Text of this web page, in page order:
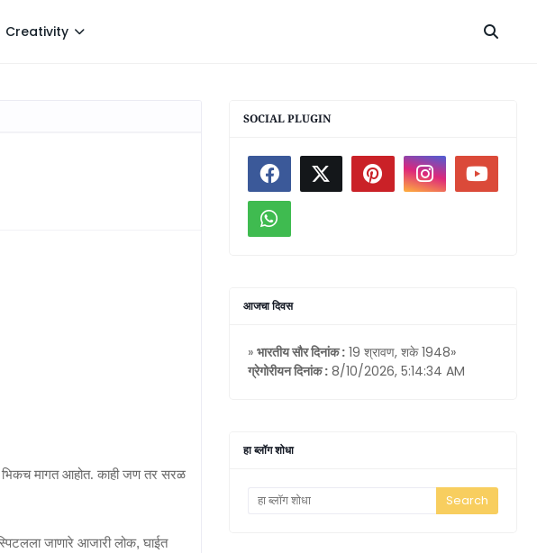
Creativity
भिकच मागत आहोत. काही जण तर सरळ
जाणारे आजारी लोक, घाईत
SOCIAL PLUGIN
आजचा दिवस
» भारतीय सौर दिनांक : 19 श्रावण, शके 1948»
ग्रेगोरीयन दिनांक : 8/10/2026, 5:14:34 AM
हा ब्लॉग शोधा